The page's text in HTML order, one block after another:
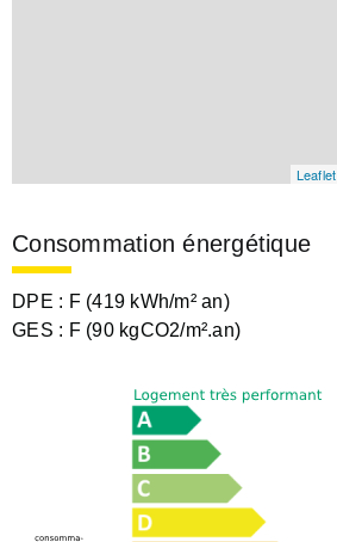
Leaflet
Consommation énergétique
DPE : F (419 kWh/m² an)
GES : F (90 kgCO2/m².an)